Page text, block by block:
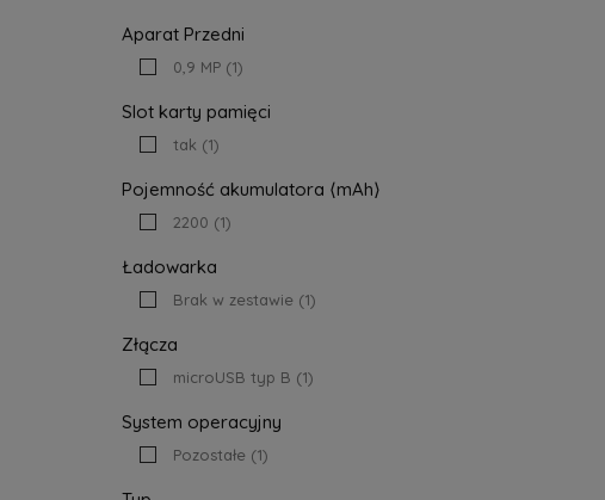
Aparat Przedni
0,9 MP (1)
Slot karty pamięci
tak (1)
Pojemność akumulatora ⟨mAh⟩
2200 (1)
Ładowarka
Brak w zestawie (1)
Złącza
microUSB typ B (1)
System operacyjny
Pozostałe (1)